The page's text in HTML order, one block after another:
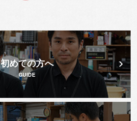
初めての方へ
GUIDE